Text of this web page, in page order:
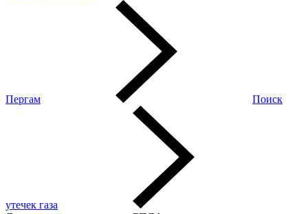
Пергам Поиск
утечек газа